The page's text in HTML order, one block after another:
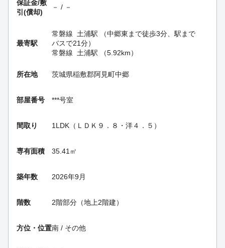
保証金/敷
引(償却)
－ / －
最寄駅
常磐線 土浦駅 （中郷東まで徒歩3分、駅まで
バスで21分）
常磐線
土浦駅 （5.92km）
所在地 茨城県稲敷郡阿見町中郷
部屋番号 ***号室
間取り 1LDK（ＬＤＫ９．８・洋４．５）
専有面積 35.41㎡
築年数 2026年9月
階数 2階部分（地上2階建）
方位・位置南 / その他